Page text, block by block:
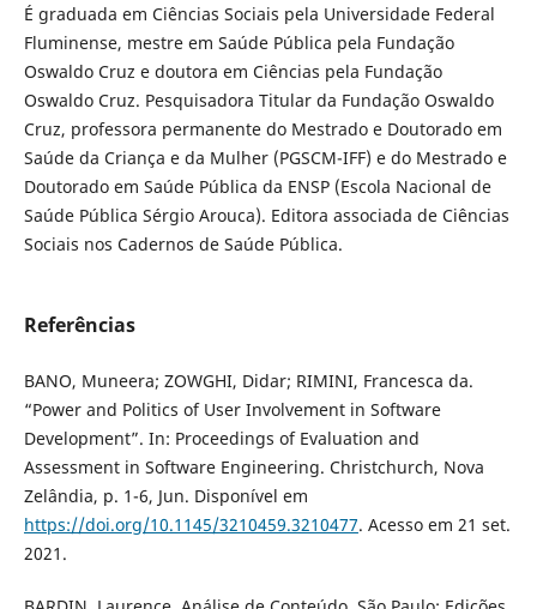
É graduada em Ciências Sociais pela Universidade Federal
Fluminense, mestre em Saúde Pública pela Fundação
Oswaldo Cruz e doutora em Ciências pela Fundação
Oswaldo Cruz. Pesquisadora Titular da Fundação Oswaldo
Cruz, professora permanente do Mestrado e Doutorado em
Saúde da Criança e da Mulher (PGSCM-IFF) e do Mestrado e
Doutorado em Saúde Pública da ENSP (Escola Nacional de
Saúde Pública Sérgio Arouca). Editora associada de Ciências
Sociais nos Cadernos de Saúde Pública.
Referências
BANO, Muneera; ZOWGHI, Didar; RIMINI, Francesca da.
“Power and Politics of User Involvement in Software
Development”. In: Proceedings of Evaluation and
Assessment in Software Engineering. Christchurch, Nova
Zelândia, p. 1-6, Jun. Disponível em
https://doi.org/10.1145/3210459.3210477. Acesso em 21 set.
2021.